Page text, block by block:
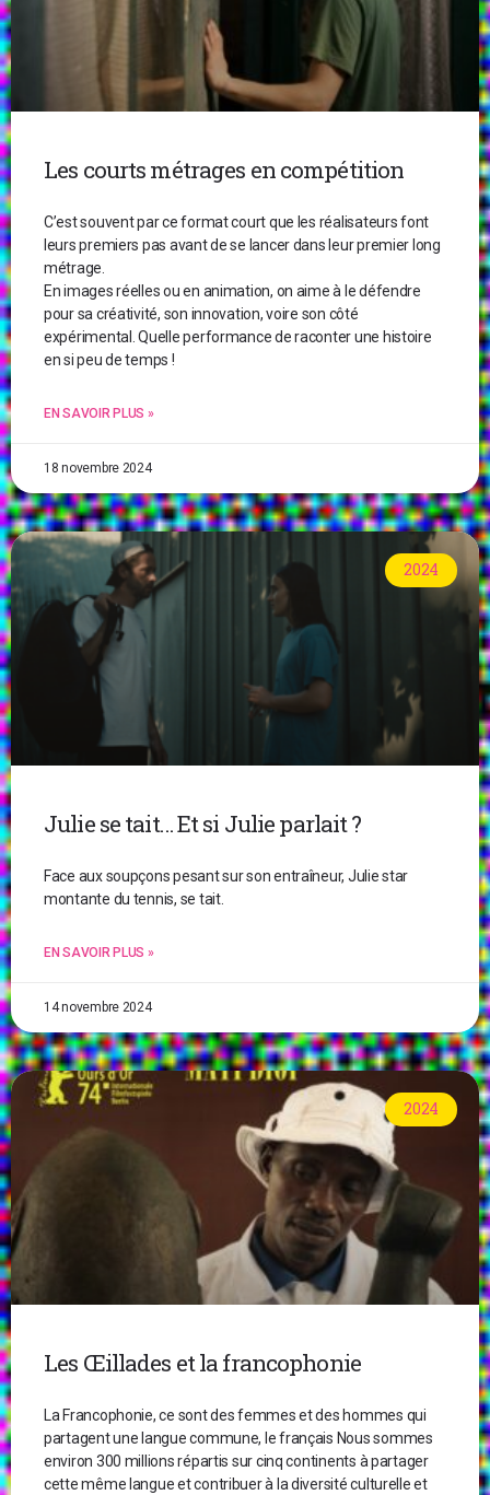
Les courts métrages en compétition
C’est souvent par ce format court que les réalisateurs font
leurs premiers pas avant de se lancer dans leur premier long
métrage.
En images réelles ou en animation, on aime à le défendre
pour sa créativité, son innovation, voire son côté
expérimental. Quelle performance de raconter une histoire
en si peu de temps !
EN SAVOIR PLUS »
18 novembre 2024
2024
Julie se tait… Et si Julie parlait ?
Face aux soupçons pesant sur son entraîneur, Julie star
montante du tennis, se tait.
EN SAVOIR PLUS »
14 novembre 2024
2024
Les Œillades et la francophonie
La Francophonie, ce sont des femmes et des hommes qui
partagent une langue commune, le français Nous sommes
environ 300 millions répartis sur cinq continents à partager
cette même langue et contribuer à la diversité culturelle et